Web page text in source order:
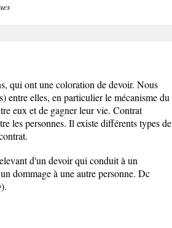
qui ont une coloration de devoir. Nous
entre elles, en particulier le mécanisme du
eux et de gagner leur vie. Contrat
les personnes. Il existe différents types de
d'un devoir qui conduit à un
dommage à une autre personne. Dc